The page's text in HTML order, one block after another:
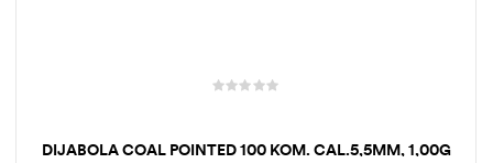
DIJABOLA COAL POINTED 100 KOM. CAL.5,5MM, 1,00G